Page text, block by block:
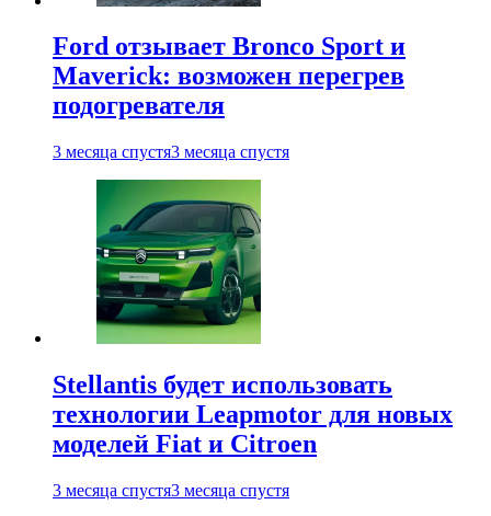
Ford отзывает Bronco Sport и
Maverick: возможен перегрев
подогревателя
3 месяца спустя3 месяца спустя
Stellantis будет использовать
технологии Leapmotor для новых
моделей Fiat и Citroen
3 месяца спустя3 месяца спустя